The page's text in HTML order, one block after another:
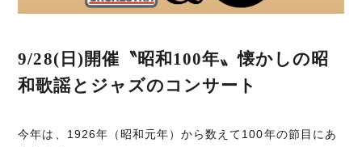
9/28(日)開催〝昭和100年〟懐かしの昭
和歌謡とジャズのコンサート
今年は、1926年（昭和元年）から数えて100年の節目にあ